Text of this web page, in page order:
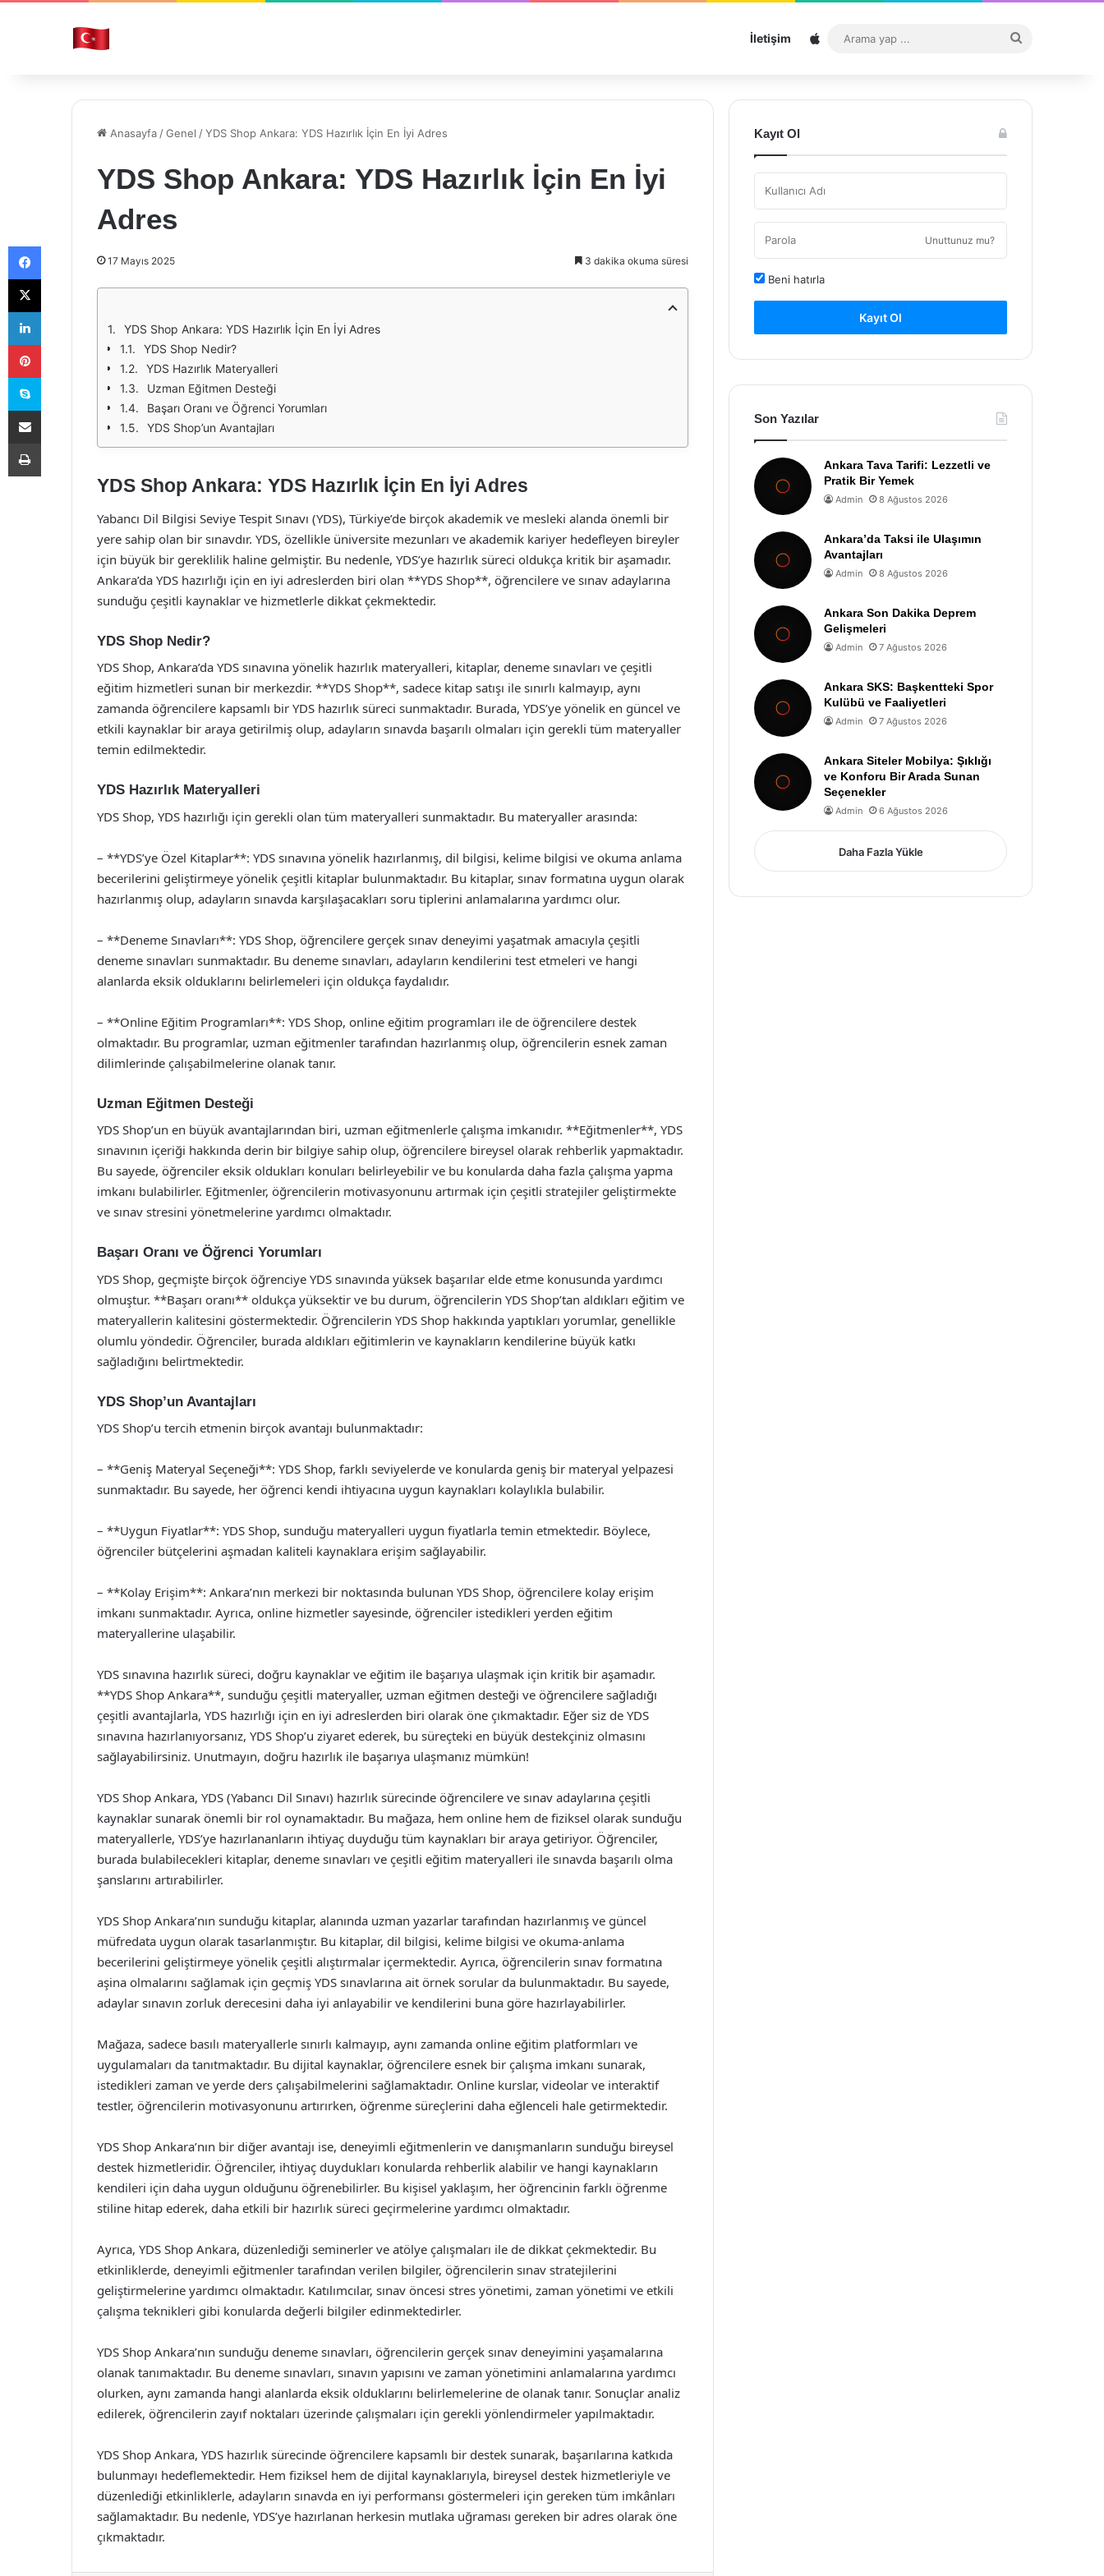
İletişim Sitemap
...
Anasayfa /Genel /YDS Shop Ankara: YDS Hazırlık İçin En İyi Adres
YDS Shop Ankara: YDS Hazırlık İçin En İyi
Adres
17 Mayıs 2025 3 dakika okuma süresi
YDS Shop Ankara: YDS Hazırlık İçin En İyi Adres
YDS Shop Nedir?
YDS Hazırlık Materyalleri
Uzman Eğitmen Desteği
Başarı Oranı ve Öğrenci Yorumları
YDS Shop’un Avantajları
YDS Shop Ankara: YDS Hazırlık İçin En İyi Adres
Yabancı Dil Bilgisi Seviye Tespit Sınavı (YDS), Türkiye’de birçok akademik ve mesleki alanda önemli bir
yere sahip olan bir sınavdır. YDS, özellikle üniversite mezunları ve akademik kariyer hedefleyen bireyler
için büyük bir gereklilik haline gelmiştir. Bu nedenle, YDS’ye hazırlık süreci oldukça kritik bir aşamadır.
Ankara’da YDS hazırlığı için en iyi adreslerden biri olan **YDS Shop**, öğrencilere ve sınav adaylarına
sunduğu çeşitli kaynaklar ve hizmetlerle dikkat çekmektedir.
YDS Shop Nedir?
YDS Shop, Ankara’da YDS sınavına yönelik hazırlık materyalleri, kitaplar, deneme sınavları ve çeşitli
eğitim hizmetleri sunan bir merkezdir. **YDS Shop**, sadece kitap satışı ile sınırlı kalmayıp, aynı
zamanda öğrencilere kapsamlı bir YDS hazırlık süreci sunmaktadır. Burada, YDS’ye yönelik en güncel ve
etkili kaynaklar bir araya getirilmiş olup, adayların sınavda başarılı olmaları için gerekli tüm materyaller
temin edilmektedir.
YDS Hazırlık Materyalleri
YDS Shop, YDS hazırlığı için gerekli olan tüm materyalleri sunmaktadır. Bu materyaller arasında:
– **YDS’ye Özel Kitaplar**: YDS sınavına yönelik hazırlanmış, dil bilgisi, kelime bilgisi ve okuma anlama
becerilerini geliştirmeye yönelik çeşitli kitaplar bulunmaktadır. Bu kitaplar, sınav formatına uygun olarak
hazırlanmış olup, adayların sınavda karşılaşacakları soru tiplerini anlamalarına yardımcı olur.
– **Deneme Sınavları**: YDS Shop, öğrencilere gerçek sınav deneyimi yaşatmak amacıyla çeşitli
deneme sınavları sunmaktadır. Bu deneme sınavları, adayların kendilerini test etmeleri ve hangi
alanlarda eksik olduklarını belirlemeleri için oldukça faydalıdır.
– **Online Eğitim Programları**: YDS Shop, online eğitim programları ile de öğrencilere destek
olmaktadır. Bu programlar, uzman eğitmenler tarafından hazırlanmış olup, öğrencilerin esnek zaman
dilimlerinde çalışabilmelerine olanak tanır.
Uzman Eğitmen Desteği
YDS Shop’un en büyük avantajlarından biri, uzman eğitmenlerle çalışma imkanıdır. **Eğitmenler**, YDS
sınavının içeriği hakkında derin bir bilgiye sahip olup, öğrencilere bireysel olarak rehberlik yapmaktadır.
Bu sayede, öğrenciler eksik oldukları konuları belirleyebilir ve bu konularda daha fazla çalışma yapma
imkanı bulabilirler. Eğitmenler, öğrencilerin motivasyonunu artırmak için çeşitli stratejiler geliştirmekte
ve sınav stresini yönetmelerine yardımcı olmaktadır.
Başarı Oranı ve Öğrenci Yorumları
YDS Shop, geçmişte birçok öğrenciye YDS sınavında yüksek başarılar elde etme konusunda yardımcı
olmuştur. **Başarı oranı** oldukça yüksektir ve bu durum, öğrencilerin YDS Shop’tan aldıkları eğitim ve
materyallerin kalitesini göstermektedir. Öğrencilerin YDS Shop hakkında yaptıkları yorumlar, genellikle
olumlu yöndedir. Öğrenciler, burada aldıkları eğitimlerin ve kaynakların kendilerine büyük katkı
sağladığını belirtmektedir.
YDS Shop’un Avantajları
YDS Shop’u tercih etmenin birçok avantajı bulunmaktadır:
– **Geniş Materyal Seçeneği**: YDS Shop, farklı seviyelerde ve konularda geniş bir materyal yelpazesi
sunmaktadır. Bu sayede, her öğrenci kendi ihtiyacına uygun kaynakları kolaylıkla bulabilir.
– **Uygun Fiyatlar**: YDS Shop, sunduğu materyalleri uygun fiyatlarla temin etmektedir. Böylece,
öğrenciler bütçelerini aşmadan kaliteli kaynaklara erişim sağlayabilir.
– **Kolay Erişim**: Ankara’nın merkezi bir noktasında bulunan YDS Shop, öğrencilere kolay erişim
imkanı sunmaktadır. Ayrıca, online hizmetler sayesinde, öğrenciler istedikleri yerden eğitim
materyallerine ulaşabilir.
YDS sınavına hazırlık süreci, doğru kaynaklar ve eğitim ile başarıya ulaşmak için kritik bir aşamadır.
**YDS Shop Ankara**, sunduğu çeşitli materyaller, uzman eğitmen desteği ve öğrencilere sağladığı
çeşitli avantajlarla, YDS hazırlığı için en iyi adreslerden biri olarak öne çıkmaktadır. Eğer siz de YDS
sınavına hazırlanıyorsanız, YDS Shop’u ziyaret ederek, bu süreçteki en büyük destekçiniz olmasını
sağlayabilirsiniz. Unutmayın, doğru hazırlık ile başarıya ulaşmanız mümkün!
YDS Shop Ankara, YDS (Yabancı Dil Sınavı) hazırlık sürecinde öğrencilere ve sınav adaylarına çeşitli
kaynaklar sunarak önemli bir rol oynamaktadır. Bu mağaza, hem online hem de fiziksel olarak sunduğu
materyallerle, YDS’ye hazırlananların ihtiyaç duyduğu tüm kaynakları bir araya getiriyor. Öğrenciler,
burada bulabilecekleri kitaplar, deneme sınavları ve çeşitli eğitim materyalleri ile sınavda başarılı olma
şanslarını artırabilirler.
YDS Shop Ankara’nın sunduğu kitaplar, alanında uzman yazarlar tarafından hazırlanmış ve güncel
müfredata uygun olarak tasarlanmıştır. Bu kitaplar, dil bilgisi, kelime bilgisi ve okuma-anlama
becerilerini geliştirmeye yönelik çeşitli alıştırmalar içermektedir. Ayrıca, öğrencilerin sınav formatına
aşina olmalarını sağlamak için geçmiş YDS sınavlarına ait örnek sorular da bulunmaktadır. Bu sayede,
adaylar sınavın zorluk derecesini daha iyi anlayabilir ve kendilerini buna göre hazırlayabilirler.
Mağaza, sadece basılı materyallerle sınırlı kalmayıp, aynı zamanda online eğitim platformları ve
uygulamaları da tanıtmaktadır. Bu dijital kaynaklar, öğrencilere esnek bir çalışma imkanı sunarak,
istedikleri zaman ve yerde ders çalışabilmelerini sağlamaktadır. Online kurslar, videolar ve interaktif
testler, öğrencilerin motivasyonunu artırırken, öğrenme süreçlerini daha eğlenceli hale getirmektedir.
YDS Shop Ankara’nın bir diğer avantajı ise, deneyimli eğitmenlerin ve danışmanların sunduğu bireysel
destek hizmetleridir. Öğrenciler, ihtiyaç duydukları konularda rehberlik alabilir ve hangi kaynakların
kendileri için daha uygun olduğunu öğrenebilirler. Bu kişisel yaklaşım, her öğrencinin farklı öğrenme
stiline hitap ederek, daha etkili bir hazırlık süreci geçirmelerine yardımcı olmaktadır.
Ayrıca, YDS Shop Ankara, düzenlediği seminerler ve atölye çalışmaları ile de dikkat çekmektedir. Bu
etkinliklerde, deneyimli eğitmenler tarafından verilen bilgiler, öğrencilerin sınav stratejilerini
geliştirmelerine yardımcı olmaktadır. Katılımcılar, sınav öncesi stres yönetimi, zaman yönetimi ve etkili
çalışma teknikleri gibi konularda değerli bilgiler edinmektedirler.
YDS Shop Ankara’nın sunduğu deneme sınavları, öğrencilerin gerçek sınav deneyimini yaşamalarına
olanak tanımaktadır. Bu deneme sınavları, sınavın yapısını ve zaman yönetimini anlamalarına yardımcı
olurken, aynı zamanda hangi alanlarda eksik olduklarını belirlemelerine de olanak tanır. Sonuçlar analiz
edilerek, öğrencilerin zayıf noktaları üzerinde çalışmaları için gerekli yönlendirmeler yapılmaktadır.
YDS Shop Ankara, YDS hazırlık sürecinde öğrencilere kapsamlı bir destek sunarak, başarılarına katkıda
bulunmayı hedeflemektedir. Hem fiziksel hem de dijital kaynaklarıyla, bireysel destek hizmetleriyle ve
düzenlediği etkinliklerle, adayların sınavda en iyi performansı göstermeleri için gereken tüm imkânları
sağlamaktadır. Bu nedenle, YDS’ye hazırlanan herkesin mutlaka uğraması gereken bir adres olarak öne
çıkmaktadır.
Kayıt Ol
Unuttunuz mu?
Beni hatırla
Kayıt Ol
Son Yazılar
Ankara Tava Tarifi: Lezzetli ve
Pratik Bir Yemek
Admin 8 Ağustos 2026
Ankara’da Taksi ile Ulaşımın
Avantajları
Admin 8 Ağustos 2026
Ankara Son Dakika Deprem
Gelişmeleri
Admin 7 Ağustos 2026
Ankara SKS: Başkentteki Spor
Kulübü ve Faaliyetleri
Admin 7 Ağustos 2026
Ankara Siteler Mobilya: Şıklığı
ve Konforu Bir Arada Sunan
Seçenekler
Admin 6 Ağustos 2026
Daha Fazla Yükle
Facebook
X
LinkedIn
Pinterest
Skype
E-Posta ile paylaş